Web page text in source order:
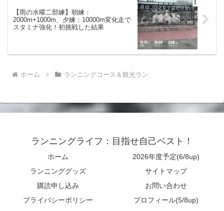
【雨の水曜二部練】朝練：
2000m+1000m、夕練：10000m変化走で
スタミナ強化！初挑戦した結果
ホーム ランニングコース＆観光ラン
ランニングライフ：目指せ自己ベスト！
ホーム
2026年度予定(6/8up)
ランニンググッズ
サイトマップ
購読申し込み
お問い合わせ
プライバシーポリシー
プロフィール(5/8up)